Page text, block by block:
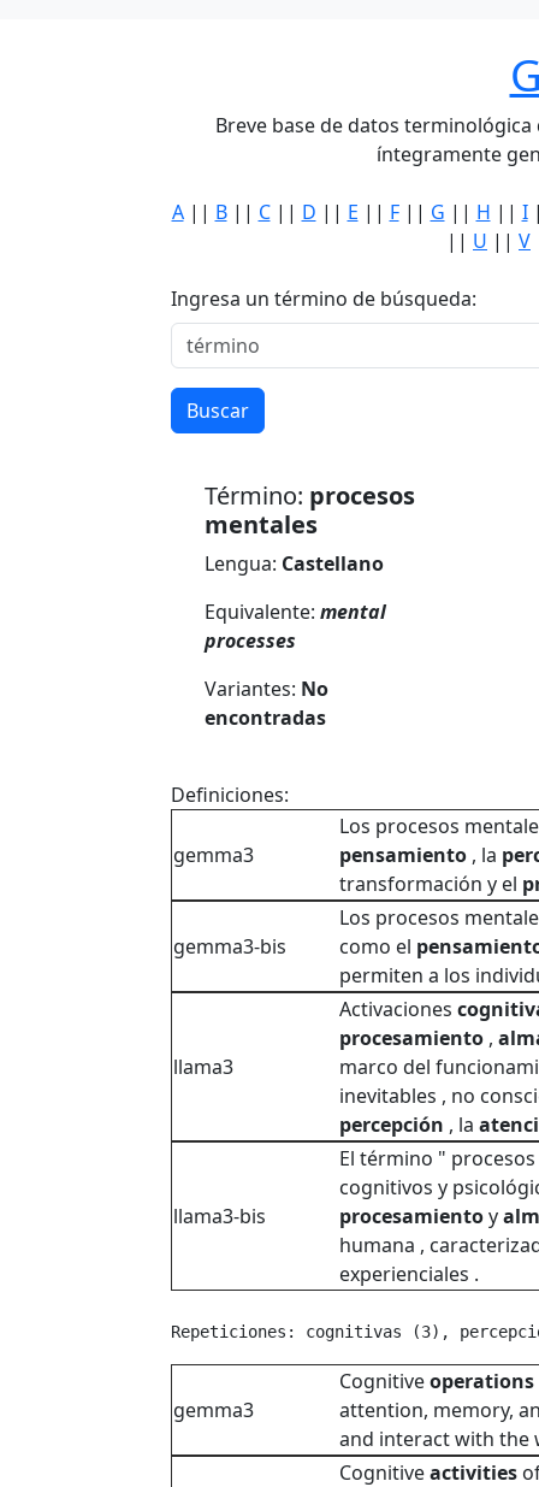
Breve base de datos
íntegramente
A|| B|| C|| D || E || F|| G || H || I
|| U || V
Ingresa un término de búsqueda:
Buscar
Término: procesos
mentales
Lengua: Castellano
Equivalente: mental
processes
Variantes: No
encontradas
Definiciones:
gemma3
Los procesos
pensamiento , la
transformación y el
gemma3-bis
Los procesos
como el
permiten a los
llama3
Activaciones
procesamiento ,
marco del
inevitables , no
percepción , la
llama3-bis
El término "
cognitivos y
procesamientoy
humana ,
experienciales .
Repeticiones: cognitivas (3),
gemma3
Cognitiveoperations
attention, memory,
and interact with the
Cognitiveactivities